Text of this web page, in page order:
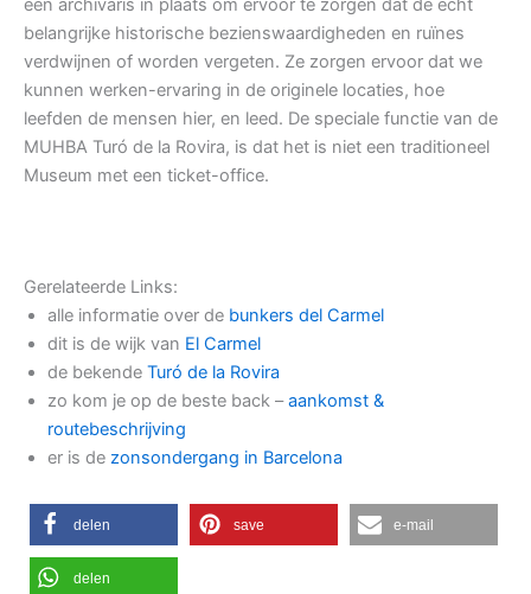
een archivaris in plaats om ervoor te zorgen dat de echt
belangrijke historische bezienswaardigheden en ruïnes
verdwijnen of worden vergeten. Ze zorgen ervoor dat we
kunnen werken-ervaring in de originele locaties, hoe
leefden de mensen hier, en leed. De speciale functie van de
MUHBA Turó de la Rovira, is dat het is niet een traditioneel
Museum met een ticket-office.
Gerelateerde Links:
alle informatie over de bunkers del Carmel
dit is de wijk van El Carmel
de bekende Turó de la Rovira
zo kom je op de beste back –aankomst &
routebeschrijving
er is de zonsondergang in Barcelona
delen save e-mail
delen